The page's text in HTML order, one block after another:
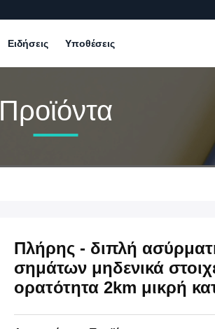
Ειδήσεις Υποθέσεις
Προϊόντα
Πλήρης - διπλή
σημάτων μηδενικά
ορατότητα 2km μικρή